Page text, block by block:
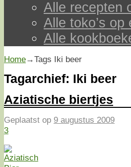
Alle recepten
Alle toko’s op
Alle
Home→Tags Iki beer
Tagarchief: Iki beer
Aziatische biertjes
Geplaatst op 9 augustus 2009
3